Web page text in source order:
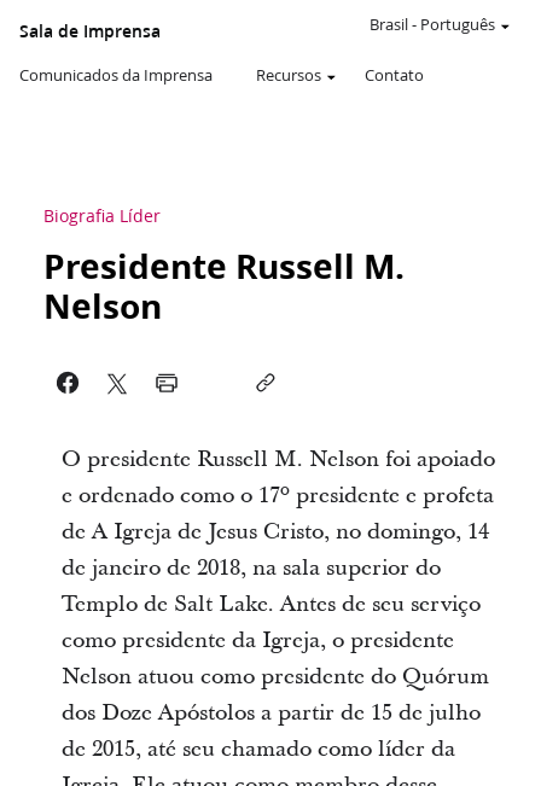
Sala de Imprensa
Comunicados da Imprensa Recursos Contato
Brasil- Português
Biografia Líder
Presidente Russell M.
Nelson
O presidente Russell M. Nelson foi apoiado
e ordenado como o 17º presidente e profeta
de A Igreja de Jesus Cristo, no domingo, 14
de janeiro de 2018, na sala superior do
Templo de Salt Lake. Antes de seu serviço
como presidente da Igreja, o presidente
Nelson atuou como presidente do Quórum
dos Doze Apóstolos a partir de 15 de julho
de 2015, até seu chamado como líder da